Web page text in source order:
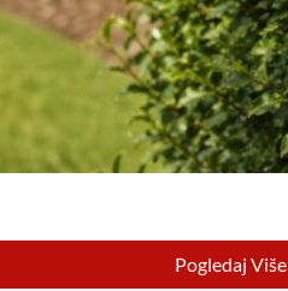
Pogledaj Više